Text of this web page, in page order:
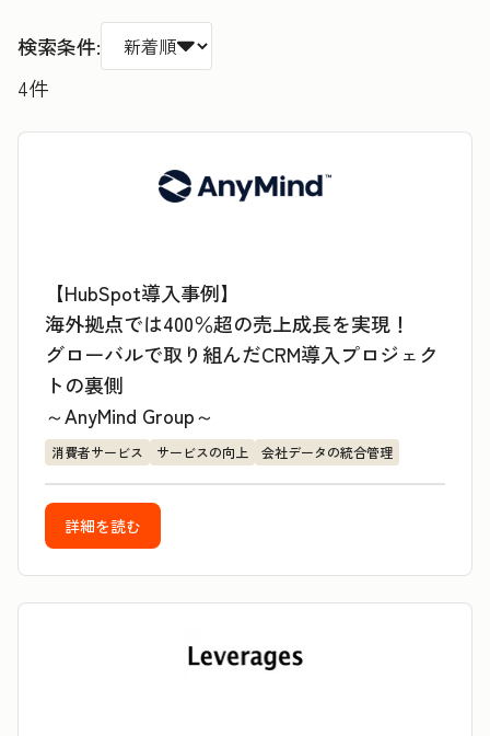
検索条件:
4件
【HubSpot導入事例】
海外拠点では400％超の売上成長を実現！
グローバルで取り組んだCRM導入プロジェク
トの裏側
～AnyMind Group～
消費者サービス サービスの向上 会社データの統合管理
詳細を読む